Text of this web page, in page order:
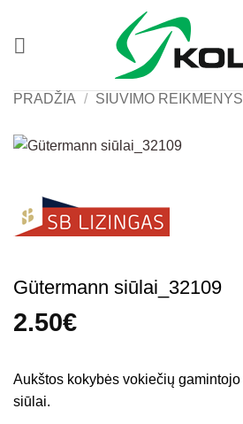
content
PRADŽIA / SIUVIMO REIKMENYS
Gütermann siūlai_32109
2.50€
Aukštos kokybės vokiečių gamintojo
siūlai.